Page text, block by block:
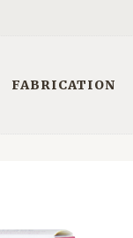
FABRICATION